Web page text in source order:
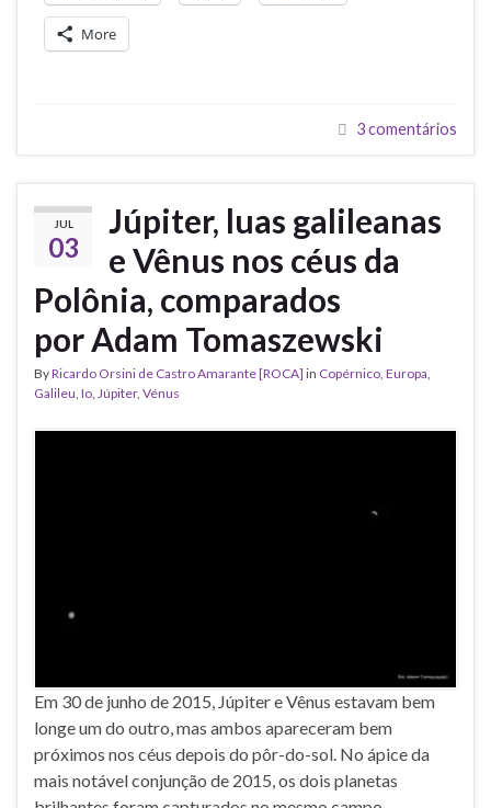
More
3 comentários
JUL
03
Júpiter, luas galileanas
e Vênus nos céus da
Polônia, comparados
por Adam Tomaszewski
ByRicardo Orsini de Castro Amarante [ROCA] in Copérnico, Europa,
Galileu, Io, Júpiter, Vénus
Em 30 de junho de 2015, Júpiter e Vênus estavam bem
longe um do outro, mas ambos apareceram bem
próximos nos céus depois do pôr-do-sol. No ápice da
mais notável conjunção de 2015, os dois planetas